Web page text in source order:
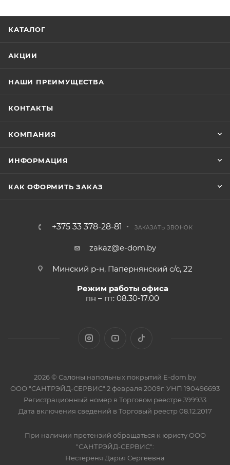
КАТАЛОГ
АКЦИИ
НАШИ ПРЕИМУЩЕСТВА
КОНТАКТЫ
КОМПАНИЯ
ИНФОРМАЦИЯ
КАК ОФОРМИТЬ ЗАКАЗ
+375 33 378-28-81 ЗАКАЗАТЬ ЗВОНОК
zakaz@e-dom.by
Минский р-н, Папернянский с/с, 22
Режим работы офиса
пн – пт: 08.30-17.00
2026 © Салоны напольных покрытий E-dom.by
ООО "САНТРЭЙД-СЕРВИС" 2 февраля 2009г. УНП 190496693
Регистрационный номер в Торговом реестре 399933
Дата включения сведений в Торговый реестр 08.12.2017
При наличии претензий обращаться к юристу ООО
"САНТРЭЙД-СЕРВИС":
Нестереня Дарья Сергеевна